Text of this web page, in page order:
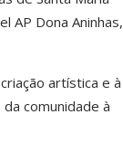
AP Dona Aninhas,
artística e à
comunidade à